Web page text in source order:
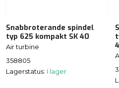
Snabbroterande spindel
typ 625 kompakt SK 40
Air turbine
358805
Lagerstatus: I lager